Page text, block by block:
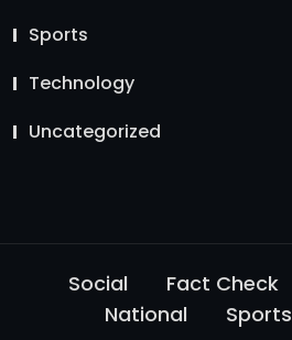
Sports
Technology
Uncategorized
Social Fact Check
National
Sports